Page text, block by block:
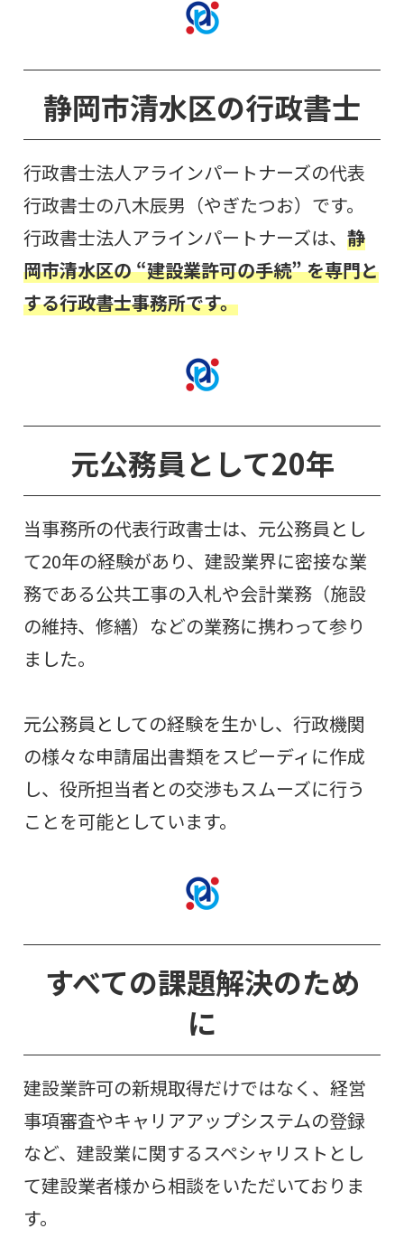
静岡市清水区の行政書士
行政書士法人アラインパートナーズの代表
行政書士の八木辰男（やぎたつお）です。
行政書士法人アラインパートナーズは、静
岡市清水区の “建設業許可の手続”を専門と
する行政書士事務所です。
元公務員として20年
当事務所の代表行政書士は、元公務員とし
て20年の経験があり、建設業界に密接な業
務である公共工事の入札や会計業務（施設
の維持、修繕）などの業務に携わって参り
ました。
元公務員としての経験を生かし、行政機関
の様々な申請届出書類をスピーディに作成
し、役所担当者との交渉もスムーズに行う
ことを可能としています。
すべての課題解決のため
に
建設業許可の新規取得だけではなく、経営
事項審査やキャリアアップシステムの登録
など、建設業に関するスペシャリストとし
て建設業者様から相談をいただいておりま
す。